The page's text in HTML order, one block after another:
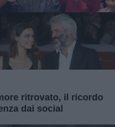
ritrovato, il ricordo
dai social